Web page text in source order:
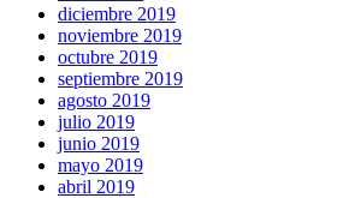
diciembre 2019
noviembre 2019
octubre 2019
septiembre 2019
agosto 2019
julio 2019
junio 2019
mayo 2019
abril 2019